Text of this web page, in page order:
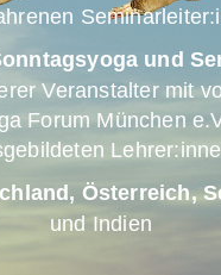
und
Veranstalter mit
Forum München
Österreich,
und Indien